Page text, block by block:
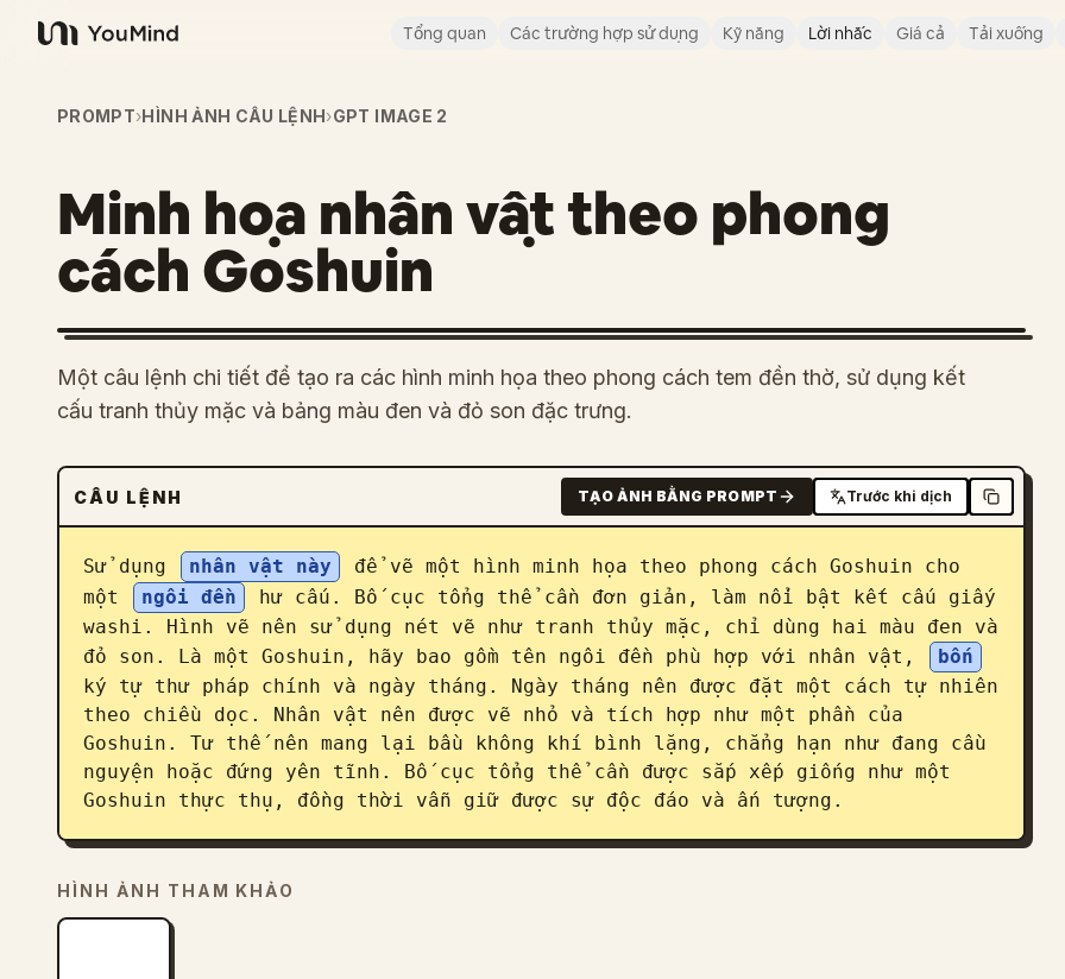
YouMind
Tổng quan Các trường hợp sử dụng Kỹ năng Lời nhắc Giá cả Tải xuống
PROMPT›HÌNH ẢNH CÂU LỆNH›GPT IMAGE 2
Minh họa nhân vật theo phong
cách Goshuin
Một câu lệnh chi tiết để tạo ra các hình minh họa theo phong cách tem đền thờ, sử dụng kết
cấu tranh thủy mặc và bảng màu đen và đỏ son đặc trưng.
CÂU LỆNH TẠO ẢNH BẰNG PROMPT Trước khi dịch
Sử dụng nhân vật này
để vẽ một hình minh họa theo phong cách Goshuin cho
một
ngôi đền
hư cấu. Bố cục tổng thể cần đơn giản, làm nổi bật kết cấu giấy
washi. Hình vẽ nên sử dụng nét vẽ như tranh thủy mặc, chỉ dùng hai màu đen và
đỏ son. Là một Goshuin, hãy bao gồm tên ngôi đền phù hợp với nhân vật,
bốn
ký tự thư pháp chính và ngày tháng. Ngày tháng nên được đặt một cách tự nhiên
theo chiều dọc. Nhân vật nên được vẽ nhỏ và tích hợp như một phần của
Goshuin. Tư thế nên mang lại bầu không khí bình lặng, chẳng hạn như đang cầu
nguyện hoặc đứng yên tĩnh. Bố cục tổng thể cần được sắp xếp giống như một
Goshuin thực thụ, đồng thời vẫn giữ được sự độc đáo và ấn tượng.
HÌNH ẢNH THAM KHẢO